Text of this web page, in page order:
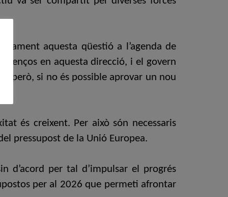
aquesta qüestió a l’agenda de
en aquesta direcció, i el govern
però, si no és possible aprovar un nou
és creixent. Per això són necessaris
pressupost de la Unió Europea.
d’acord per tal d’impulsar el progrés
per al 2026 que permeti afrontar